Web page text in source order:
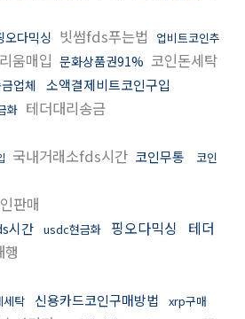
오다믹싱 빗썸fds푸는법
업비트코인추
움매입 문화상품권91% 코인돈세탁
업체 소액결제비트코인구입
화 테더대리송금
국내거래소fds시간 코인무통
코인
판매
시간 usdc현금화 핑오다믹싱
테더
행
세탁 신용카드코인구매방법 xrp구매